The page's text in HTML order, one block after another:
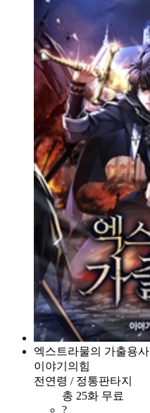
엑스트라물의 가출용사
이야기의힘
전연령 / 정통판타지
총 25화 무료
?